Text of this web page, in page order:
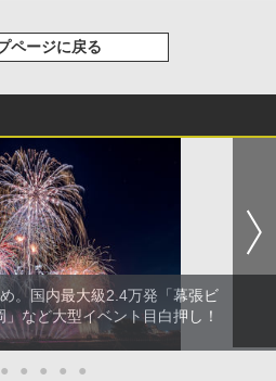
ページに戻る
。国内最大級2.4万発「幕張ビ
など大型イベント目白押し！
● ● ● ● ●